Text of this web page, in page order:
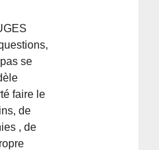
se
faire le
de
, de